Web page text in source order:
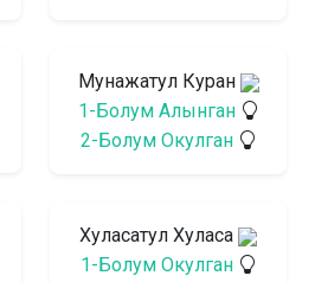
Мунажатул Куран
1-Болум Алынган
2-Болум Окулган
Хуласатул Хуласа
1-Болум Окулган